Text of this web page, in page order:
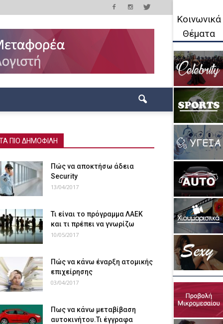
ΠΙΟ ΔΗΜΟΦΙΛΗ
Πώς να αποκτήσω άδεια
Security
13/04/2017
Τι είναι το πρόγραμμα ΛΑΕΚ
και τι πρέπει να γνωρίζω
10/05/2017
Πώς να κάνω έναρξη ατομικής
επιχείρησης
03/04/2017
Πως να κάνω μεταβίβαση
αυτοκινήτου.Τι έγγραφα
Κοινωνικά
Θέματα